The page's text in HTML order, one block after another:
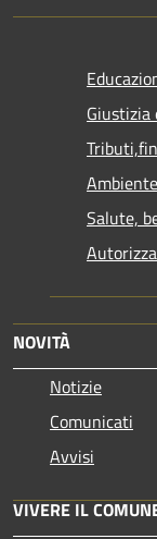
Giustizia
Ambiente
Salute,
NOVITÀ
Notizie
Comunicati
Avvisi
VIVERE IL